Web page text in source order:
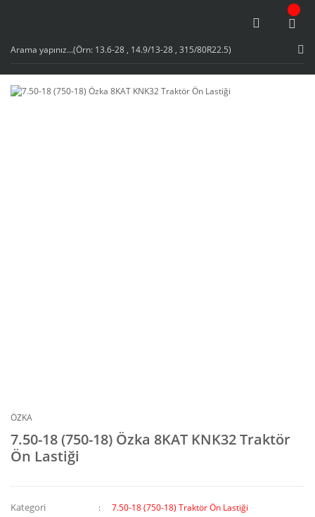
ÖZKA
7.50-18 (750-18) Özka 8KAT KNK32 Traktör
Ön Lastiği
Kategori 7.50-18 (750-18) Traktör Ön Lastiği